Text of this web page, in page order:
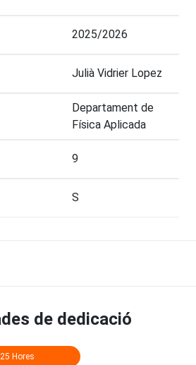
2025/2026
Julià Vidrier Lopez
Departament de
Física Aplicada
9
S
de dedicació
Hores